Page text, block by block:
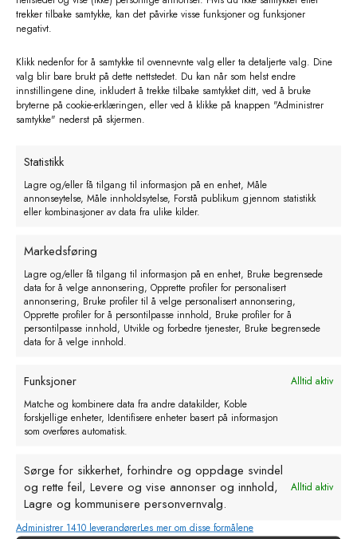
trekker tilbake samtykke, kan det påvirke visse funksjoner og funksjoner
negativt.
Klikk nedenfor for å samtykke til ovennevnte valg eller ta detaljerte valg. Dine
valg blir bare brukt på dette nettstedet. Du kan når som helst endre
innstillingene dine, inkludert å trekke tilbake samtykket ditt, ved å bruke
bryterne på cookie-erklæringen, eller ved å klikke på knappen "Administrer
samtykke" nederst på skjermen.
Statistikk
Lagre og/eller få tilgang til informasjon på en enhet, Måle
annonseytelse, Måle innholdsytelse, Forstå publikum gjennom statistikk
eller kombinasjoner av data fra ulike kilder.
Markedsføring
Lagre og/eller få tilgang til informasjon på en enhet, Bruke begrensede
data for å velge annonsering, Opprette profiler for personalisert
annonsering, Bruke profiler til å velge personalisert annonsering,
Opprette profiler for å persontilpasse innhold, Bruke profiler for å
persontilpasse innhold, Utvikle og forbedre tjenester, Bruke begrensede
data for å velge innhold.
Funksjoner
Alltid aktiv
Matche og kombinere data fra andre datakilder, Koble
forskjellige enheter, Identifisere enheter basert på informasjon
som overføres automatisk.
Sørge for sikkerhet, forhindre og oppdage svindel
og rette feil, Levere og vise annonser og innhold,
Lagre og kommunisere personvernvalg.
Alltid aktiv
Administrer 1410 leverandørerLes mer om disse formålene
Klauvsaks. Felco 50 – vridbar
Legg i handlekurv